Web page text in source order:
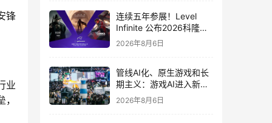
锋
业
连续五年参展！Level
Infinite 公布2026科隆游
戏展产品阵容
2026年8月6日
管线AI化、原生游戏和长
期主义：游戏AI进入新共
识时代
2026年8月6日